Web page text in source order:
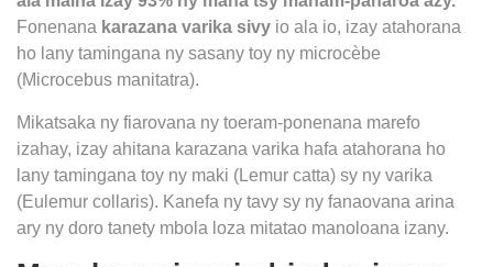
Fonenana karazana varika sivy io ala io, izay atahorana
ho lany tamingana ny sasany toy ny microcèbe
(Microcebus manitatra).
Mikatsaka ny fiarovana ny toeram-ponenana marefo
izahay, izay ahitana karazana varika hafa atahorana ho
lany tamingana toy ny maki (Lemur catta) sy ny varika
(Eulemur collaris). Kanefa ny tavy sy ny fanaovana arina
ary ny doro tanety mbola loza mitatao manoloana izany.